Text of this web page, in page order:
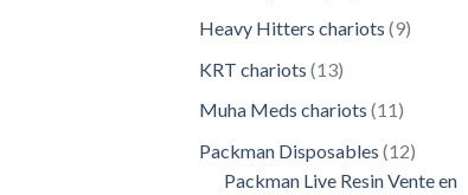
Heavy Hitters chariots 99
KRT chariots 1313
Muha Meds chariots 1111
Packman Disposables 1212
produits
Packman Live Resin Vente en